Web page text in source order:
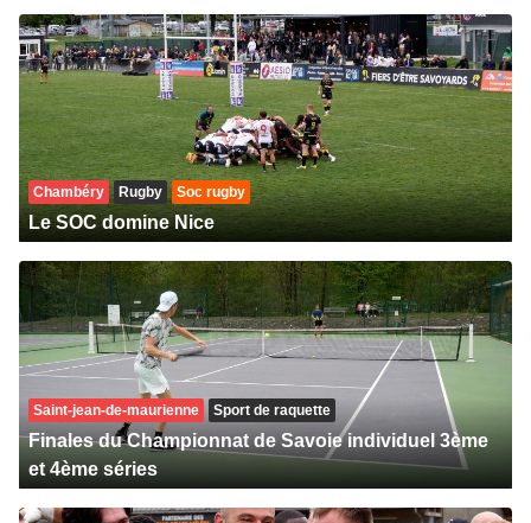
Chambéry Rugby Soc rugby
Le SOC domine Nice
Saint-jean-de-maurienne Sport de raquette
Finales du Championnat de Savoie individuel 3ème
et 4ème séries